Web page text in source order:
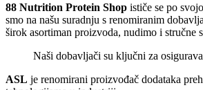
88 Nutrition Protein Shop ističe se po
smo na našu suradnju s renomiranim
širok asortiman proizvoda, nudimo i stručne
Naši dobavljači su ključni za
ASL je renomirani proizvođač dodataka